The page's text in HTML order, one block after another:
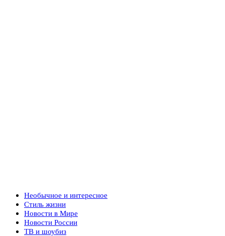
Необычное и интересное
Стиль жизни
Новости в Мире
Новости России
ТВ и шоубиз